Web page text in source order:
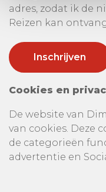
adres, zodat ik de
Reizen kan
Cookies en
De website van
van cookies. Deze
de categorieën
advertentie en